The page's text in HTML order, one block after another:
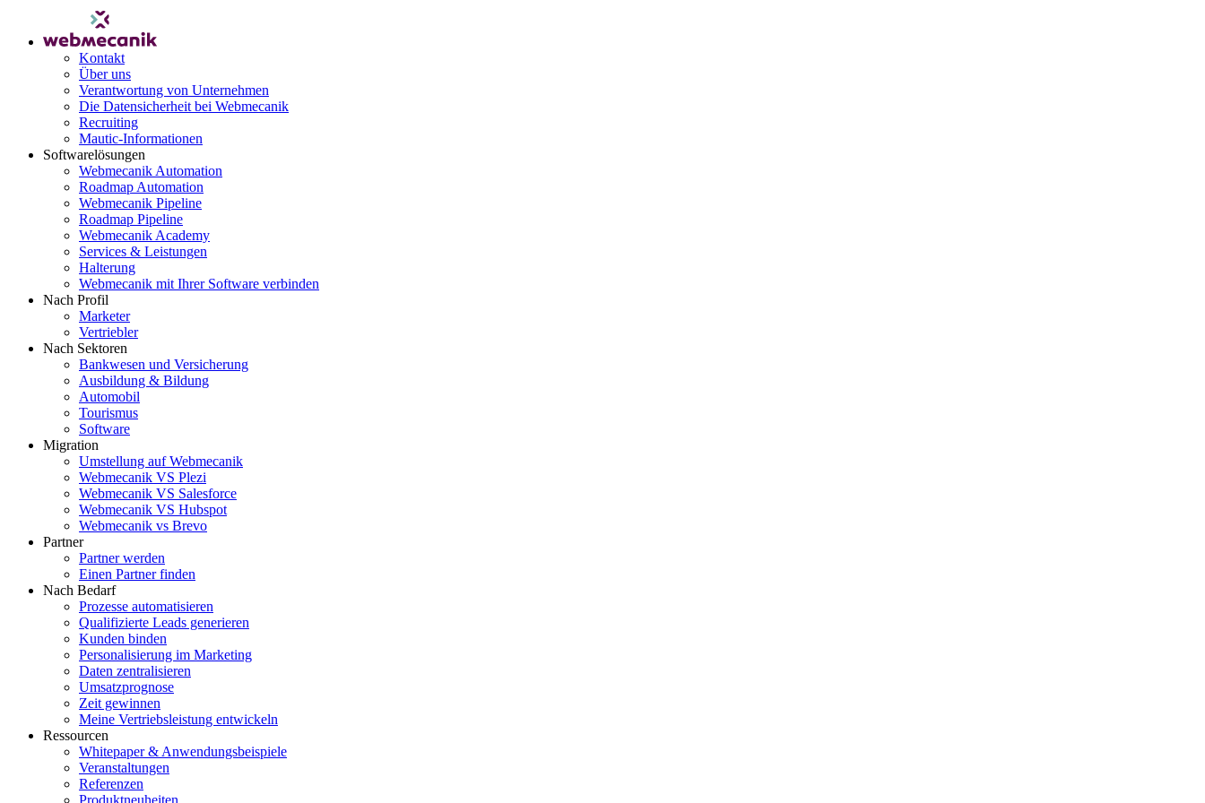
Kontakt
Über uns
Verantwortung von Unternehmen
Die Datensicherheit bei Webmecanik
Recruiting
Mautic-Informationen
Softwarelösungen
Webmecanik Automation
Roadmap Automation
Webmecanik Pipeline
Roadmap Pipeline
Webmecanik Academy
Services & Leistungen
Halterung
Webmecanik mit Ihrer Software verbinden
Nach Profil
Marketer
Vertriebler
Nach Sektoren
Bankwesen und Versicherung
Ausbildung & Bildung
Automobil
Tourismus
Software
Migration
Umstellung auf Webmecanik
Webmecanik VS Plezi
Webmecanik VS Salesforce
Webmecanik VS Hubspot
Webmecanik vs Brevo
Partner
Partner werden
Einen Partner finden
Nach Bedarf
Prozesse automatisieren
Qualifizierte Leads generieren
Kunden binden
Personalisierung im Marketing
Daten zentralisieren
Umsatzprognose
Zeit gewinnen
Meine Vertriebsleistung entwickeln
Ressourcen
Whitepaper & Anwendungsbeispiele
Veranstaltungen
Referenzen